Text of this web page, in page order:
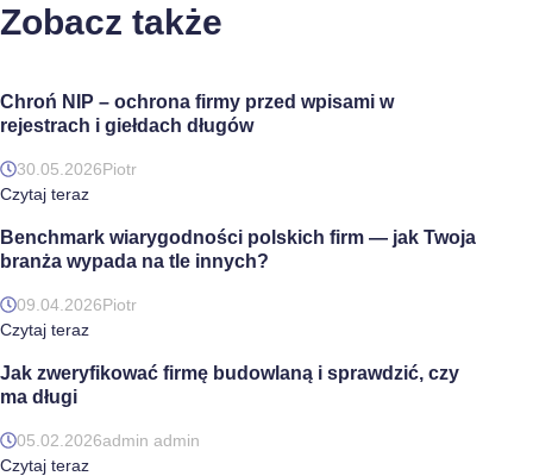
Zobacz także
Chroń NIP – ochrona firmy przed wpisami w
rejestrach i giełdach długów
30.05.2026Piotr
Czytaj teraz
Benchmark wiarygodności polskich firm — jak Twoja
branża wypada na tle innych?
09.04.2026Piotr
Czytaj teraz
Jak zweryfikować firmę budowlaną i sprawdzić, czy
ma długi
05.02.2026admin admin
Czytaj teraz